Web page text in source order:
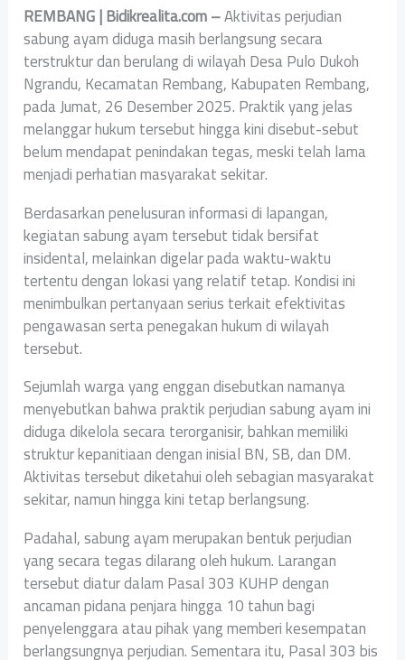
REMBANG | Bidikrealita.com –Aktivitas perjudian
sabung ayam diduga masih berlangsung secara
terstruktur dan berulang di wilayah Desa Pulo Dukoh
Ngrandu, Kecamatan Rembang, Kabupaten Rembang,
pada Jumat, 26 Desember 2025. Praktik yang jelas
melanggar hukum tersebut hingga kini disebut-sebut
belum mendapat penindakan tegas, meski telah lama
menjadi perhatian masyarakat sekitar.
Berdasarkan penelusuran informasi di lapangan,
kegiatan sabung ayam tersebut tidak bersifat
insidental, melainkan digelar pada waktu-waktu
tertentu dengan lokasi yang relatif tetap. Kondisi ini
menimbulkan pertanyaan serius terkait efektivitas
pengawasan serta penegakan hukum di wilayah
tersebut.
Sejumlah warga yang enggan disebutkan namanya
menyebutkan bahwa praktik perjudian sabung ayam ini
diduga dikelola secara terorganisir, bahkan memiliki
struktur kepanitiaan dengan inisial BN, SB, dan DM.
Aktivitas tersebut diketahui oleh sebagian masyarakat
sekitar, namun hingga kini tetap berlangsung.
Padahal, sabung ayam merupakan bentuk perjudian
yang secara tegas dilarang oleh hukum. Larangan
tersebut diatur dalam Pasal 303 KUHP dengan
ancaman pidana penjara hingga 10 tahun bagi
penyelenggara atau pihak yang memberi kesempatan
berlangsungnya perjudian. Sementara itu, Pasal 303 bis